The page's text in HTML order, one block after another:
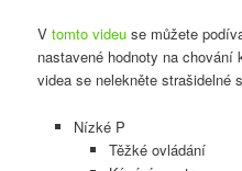
Vtomto videu se můžete
nastavené hodnoty na chování
videa se nelekněte strašidelné
Nízké P
Těžké ovládání